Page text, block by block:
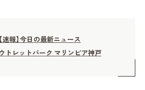
【速報】今日の最新ニュース
トレットパーク マリンピア神戸